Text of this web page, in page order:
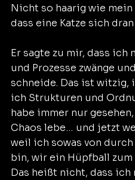
Nicht so haarig wie mein
dass eine Katze sich
Er sagte zu mir, dass
und Prozesse zwänge
schneide. Das ist witzig,
ich Strukturen und
habe immer nur
Chaos lebe… und jetzt
weil ich sowas von
bin, wir ein Hüpfball
Das heißt nicht, dass ich